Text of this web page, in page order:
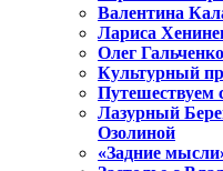
Валентина
Лариса
Олег Гальченко
Культурный
Путешествуем
Лазурный
Озолиной
«Задние